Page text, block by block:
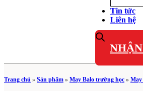
Tin tức
Liên hệ
Trang chủ » Sản phẩm » May Balo trường học » May